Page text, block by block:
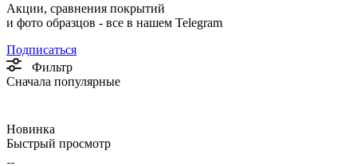
Акции, сравнения покрытий
и фото образцов - все в нашем Telegram
Подписаться
Фильтр
Сначала популярные
Новинка
Быстрый просмотр